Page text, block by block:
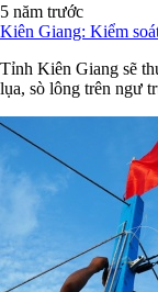
5 năm trước
Kiên Giang: Kiểm
Tỉnh Kiên Giang sẽ
lụa, sò lông trên ngư